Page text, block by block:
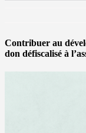
Contribuer au
don défiscalisé à